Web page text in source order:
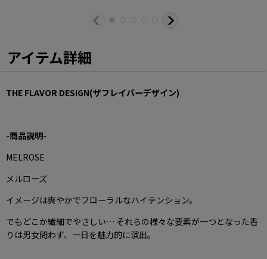
アイテム詳細
THE FLAVOR DESIGN(ザフレイバーデザイン)
-商品説明-
MELROSE
メルローズ
イメージは爽やかでフローラルなハイテンション。
でもどこか繊細でやさしい… それらの様々な要素が一つとなった香
りは男女問わず、一日を魅力的に演出。